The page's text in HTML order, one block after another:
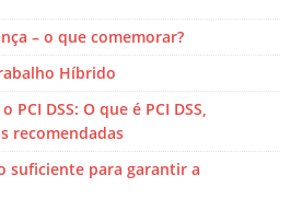
– o que comemorar?
Híbrido
DSS: O que é PCI DSS,
recomendadas
suficiente para garantir a